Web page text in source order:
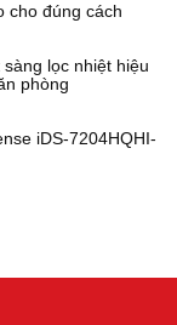
cho đúng cách
lọc nhiệt hiệu
phòng
iDS-7204HQHI-